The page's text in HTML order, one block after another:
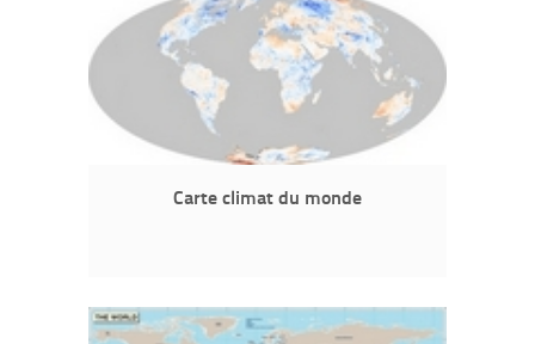
Carte climat du monde